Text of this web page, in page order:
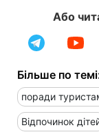
Або
Більше по
поради
Відпочинок